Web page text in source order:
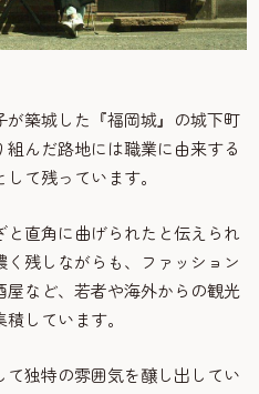
築城した『福岡城』の城下町
んだ路地には職業に由来する
て残っています。
直角に曲げられたと伝えられ
残しながらも、ファッション
など、若者や海外からの観光
しています。
独特の雰囲気を醸し出してい